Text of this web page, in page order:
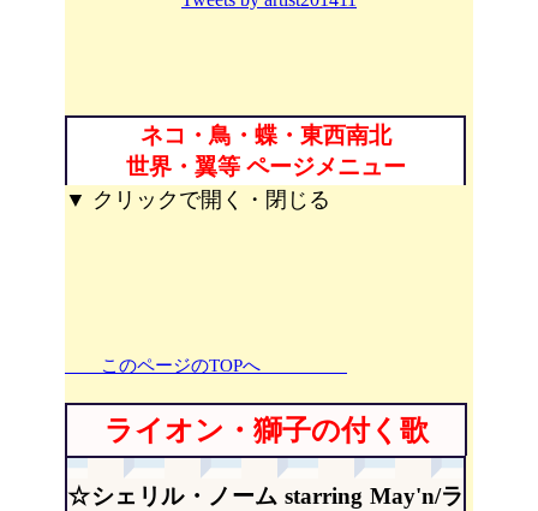
ネコ・鳥・蝶・東西南北
世界・翼等 ページメニュー
▼ クリックで開く・閉じる
このページのTOPへ
ライオン・獅子の付く歌
☆シェリル・ノーム starring May'n/ラ